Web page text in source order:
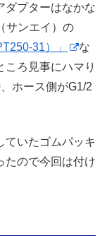
ダプターはなかな
サンエイ）の
31）」
な
ころ見事にハマり
ホース側がG1/2
ていたゴムパッキ
たので今回は付け